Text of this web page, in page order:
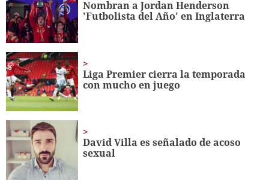
56
seconds
Nombran a Jordan Henderson
'Futbolista del Año' en Inglaterra
Liga Premier cierra la temporada
con mucho en juego
David Villa es señalado de acoso
sexual